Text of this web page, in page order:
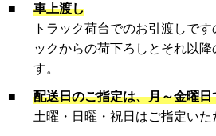
■
車上渡し
トラック荷台でのお引渡しで
ックからの荷下ろしとそれ以
す。
■
配送日のご指定は、月～金曜日
土曜・日曜・祝日はご指定いた